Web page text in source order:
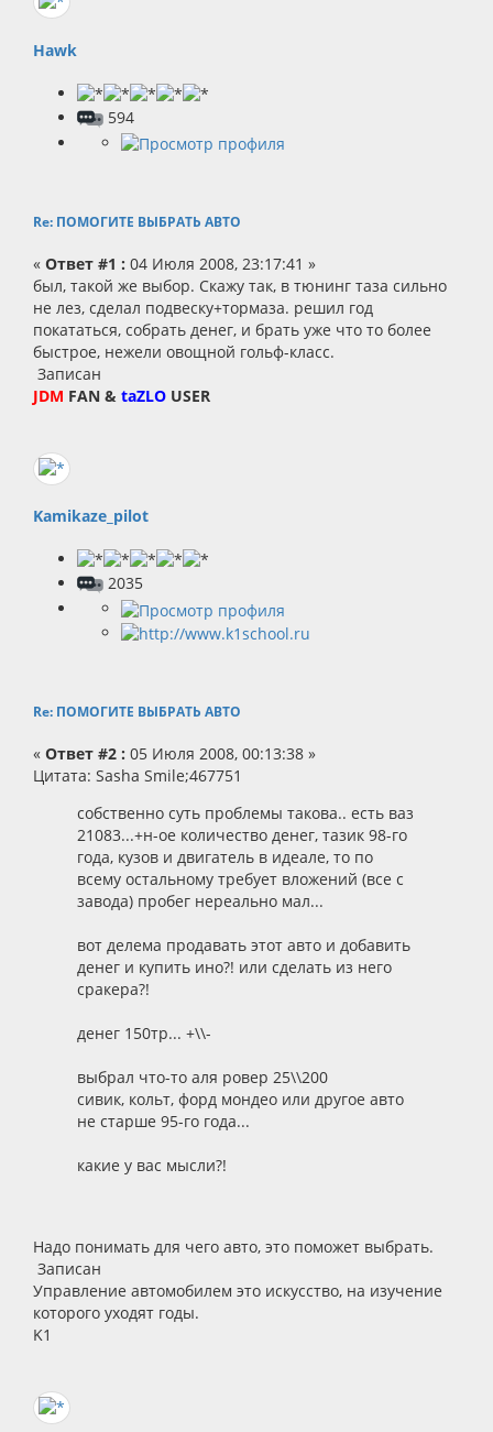
Hawk
594
Re: ПОМОГИТЕ ВЫБРАТЬ АВТО
« Ответ #1 : 04 Июля 2008, 23:17:41 »
был, такой же выбор. Скажу так, в тюнинг таза сильно
не лез, сделал подвеску+тормаза. решил год
покататься, собрать денег, и брать уже что то более
быстрое, нежели овощной гольф-класс.
Записан
JDM FAN & taZLO USER
Kamikaze_pilot
2035
Re: ПОМОГИТЕ ВЫБРАТЬ АВТО
« Ответ #2 : 05 Июля 2008, 00:13:38 »
Цитата: Sasha Smile;467751
собственно суть проблемы такова.. есть ваз
21083...+н-ое количество денег, тазик 98-го
года, кузов и двигатель в идеале, то по
всему остальному требует вложений (все с
завода) пробег нереально мал...
вот делема продавать этот авто и добавить
денег и купить ино?! или сделать из него
сракера?!
денег 150тр... +\\-
выбрал что-то аля ровер 25\\200
сивик, кольт, форд мондео или другое авто
не старше 95-го года...
какие у вас мысли?!
Надо понимать для чего авто, это поможет выбрать.
Записан
Управление автомобилем это искусство, на изучение
которого уходят годы.
K1